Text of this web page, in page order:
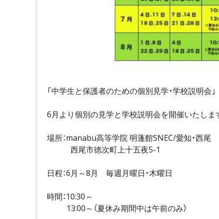
「中学生と保護者のための個別見学・学校説明会」
6月より個別の見学と学校説明会を開催いたしま
場所：manabu高等学院 明蓬館SNEC/愛知・西尾
西尾市徳次町上十五夜5-1
日程：6月～8月 毎週月曜日・木曜日
時間：10:30～
13:00～（夏休み期間中は午前のみ）